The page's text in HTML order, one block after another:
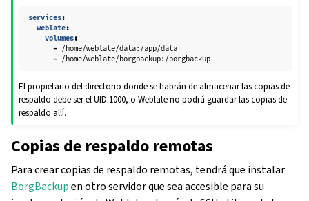
services:
weblate:
volumes:
-
/home/weblate/data:/app/data
-
/home/weblate/borgbackup:/borgbackup
El propietario del directorio donde se habrán de almacenar las copias de
respaldo debe ser el UID 1000, o Weblate no podrá guardar las copias de
respaldo allí.
Copias de respaldo remotas
Para crear copias de respaldo remotas, tendrá que instalar
BorgBackupen otro servidor que sea accesible para su